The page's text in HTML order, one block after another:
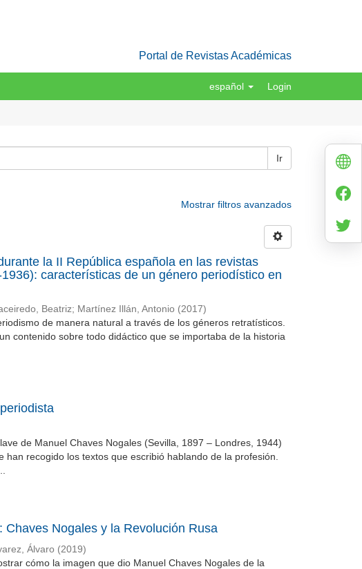
Portal de Revistas Académicas
español Login
Ir
Mostrar filtros avanzados
la II República española en las revistas
características de un género periodístico en
Beatriz; Martínez Illán, Antonio (2017)
de manera natural a través de los géneros retratísticos.
contenido sobre todo didáctico que se importaba de la historia
de Manuel Chaves Nogales (Sevilla, 1897 – Londres, 1944)
han recogido los textos que escribió hablando de la profesión.
Chaves Nogales y la Revolución Rusa
Álvaro (2019)
cómo la imagen que dio Manuel Chaves Nogales de la